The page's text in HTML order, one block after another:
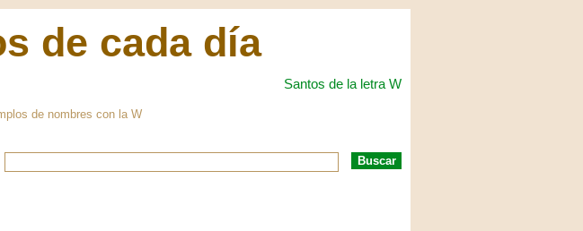
de cada día
Santos de la letra W
de nombres con la W